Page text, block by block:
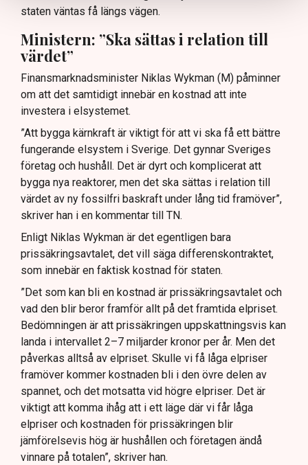
staten väntas få längs vägen.
Ministern: ”Ska sättas i relation till
värdet”
Finansmarknadsminister Niklas Wykman (M) påminner
om att det samtidigt innebär en kostnad att inte
investera i elsystemet.
”Att bygga kärnkraft är viktigt för att vi ska få ett bättre
fungerande elsystem i Sverige. Det gynnar Sveriges
företag och hushåll. Det är dyrt och komplicerat att
bygga nya reaktorer, men det ska sättas i relation till
värdet av ny fossilfri baskraft under lång tid framöver”,
skriver han i en kommentar till TN.
Enligt Niklas Wykman är det egentligen bara
prissäkringsavtalet, det vill säga differenskontraktet,
som innebär en faktisk kostnad för staten.
”Det som kan bli en kostnad är prissäkringsavtalet och
vad den blir beror framför allt på det framtida elpriset.
Bedömningen är att prissäkringen uppskattningsvis kan
landa i intervallet 2–7 miljarder kronor per år. Men det
påverkas alltså av elpriset. Skulle vi få låga elpriser
framöver kommer kostnaden bli i den övre delen av
spannet, och det motsatta vid högre elpriser. Det är
viktigt att komma ihåg att i ett läge där vi får låga
elpriser och kostnaden för prissäkringen blir
jämförelsevis hög är hushållen och företagen ändå
vinnare på totalen”, skriver han.